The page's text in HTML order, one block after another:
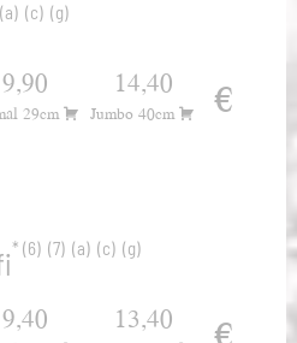
a c g
9,90
29cm
14,40
Jumbo 40cm €
6 7 a c g
9,40 13,40